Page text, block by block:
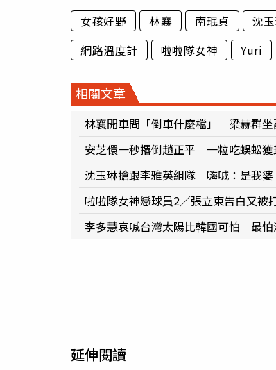
女孩好野 林襄 南珉貞 沈
網路溫度計
啦啦隊女神 Yuri
相關文章
林襄開車問「倒車什麼檔」 梁赫群坐
安芝儇一秒撂倒趙正平 一粒吃蜈蚣獲
沈玉琳搶跟李雅英組隊 嗨喊：是我婆
啦啦隊女神戀球員2／張立東告白又
李多慧哀喊台灣太陽比韓國可怕 最怕
延伸閱讀